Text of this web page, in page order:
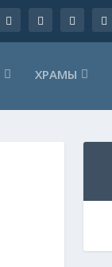
ХРАМЫ